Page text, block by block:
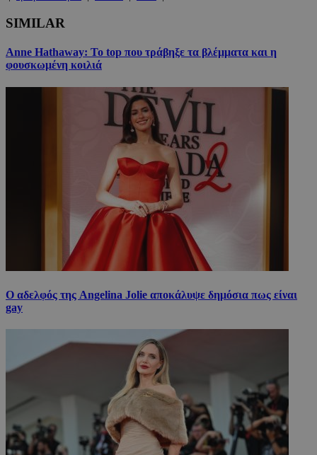
SIMILAR
Anne Hathaway: Το top που τράβηξε τα βλέμματα και η
φουσκωμένη κοιλιά
Ο αδελφός της Angelina Jolie αποκάλυψε δημόσια πως είναι
gay